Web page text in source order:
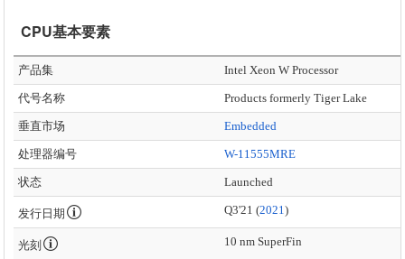
CPU基本要素
产品集 Intel Xeon W Processor
代号名称 Products formerly Tiger Lake
垂直市场 Embedded
处理器编号 W-11555MRE
状态 Launched
发行日期 Q3'21 (2021)
光刻 10 nm SuperFin